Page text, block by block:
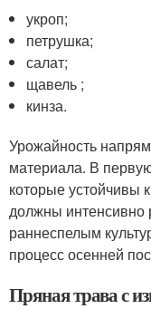
укроп;
петрушка;
салат;
щавель ;
кинза.
Урожайность
материала. В
которые устойчивы
должны интенсивно
раннеспелым
процесс осенней
Пряная трава с